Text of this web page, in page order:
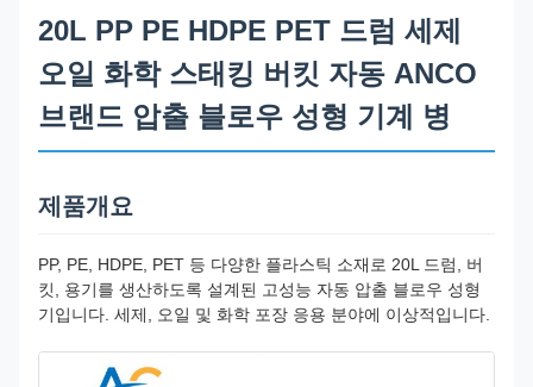
20L PP PE HDPE PET 드럼 세제
오일 화학 스태킹 버킷 자동 ANCO
브랜드 압출 블로우 성형 기계 병
제품개요
PP, PE, HDPE, PET 등 다양한 플라스틱 소재로 20L 드럼, 버
킷, 용기를 생산하도록 설계된 고성능 자동 압출 블로우 성형
기입니다. 세제, 오일 및 화학 포장 응용 분야에 이상적입니다.